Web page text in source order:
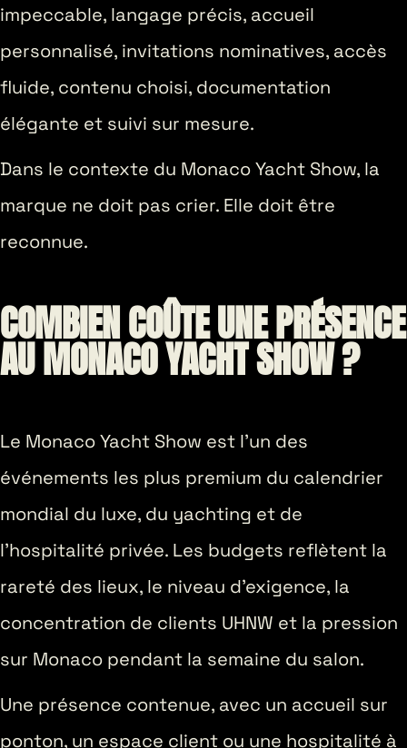
impeccable, langage précis, accueil
personnalisé, invitations nominatives, accès
fluide, contenu choisi, documentation
élégante et suivi sur mesure.
Dans le contexte du Monaco Yacht Show, la
marque ne doit pas crier. Elle doit être
reconnue.
COMBIEN COÛTE UNE PRÉSENCE
AU MONACO YACHT SHOW ?
Le Monaco Yacht Show est l’un des
événements les plus premium du calendrier
mondial du luxe, du yachting et de
l’hospitalité privée. Les budgets reflètent la
rareté des lieux, le niveau d’exigence, la
concentration de clients UHNW et la pression
sur Monaco pendant la semaine du salon.
Une présence contenue, avec un accueil sur
ponton, un espace client ou une hospitalité à